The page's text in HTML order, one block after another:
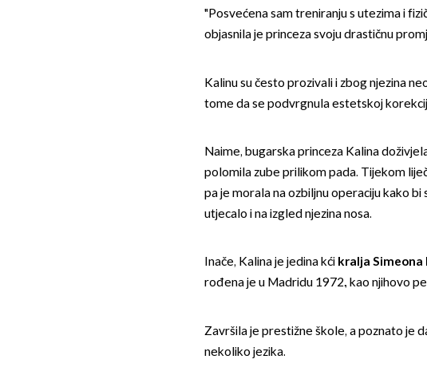
"Posvećena sam treniranju s utezima i
objasnila je princeza svoju drastičnu
Kalinu su često prozivali i zbog njezina
tome da se podvrgnula estetskoj
Naime, bugarska princeza Kalina
polomila zube prilikom pada. Tijekom
pa je morala na ozbiljnu operaciju kako
utjecalo i na izgled njezina nosa.
Inače, Kalina je jedina kći kralja Simeona
rođena je u Madridu 1972., kao njihovo
Završila je prestižne škole, a poznato je
nekoliko jezika.